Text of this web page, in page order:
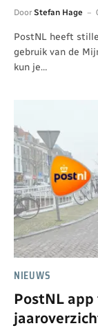
Door Stefan Hage
PostNL heeft
gebruik van de
kun je…
NIEUWS
PostNL